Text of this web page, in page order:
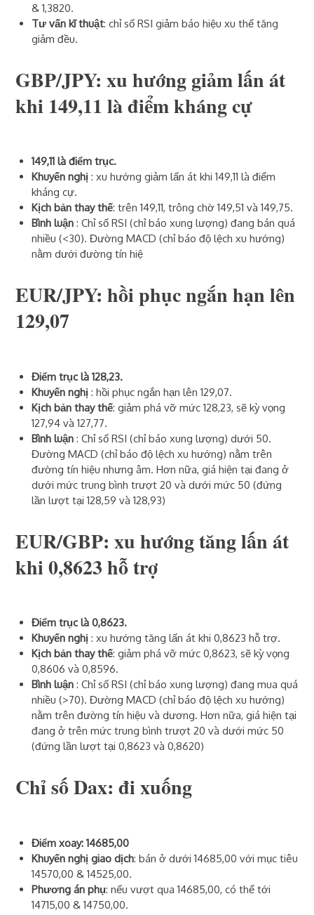
& 1,3820.
Tư vấn kĩ thuật: chỉ số RSI giảm báo hiệu xu thế tăng
giảm đều.
GBP/JPY: xu hướng giảm lấn át
khi 149,11 là điểm kháng cự
149,11 là điểm trục.
Khuyến nghị : xu hướng giảm lấn át khi 149,11 là điểm
kháng cự.
Kịch bản thay thế: trên 149,11, trông chờ 149,51 và 149,75.
Bình luận : Chỉ số RSI (chỉ báo xung lượng) đang bán quá
nhiều (<30). Đường MACD (chỉ báo độ lệch xu hướng)
nằm dưới đường tín hiệ
EUR/JPY: hồi phục ngắn hạn lên
129,07
Điểm trục là 128,23.
Khuyến nghị : hồi phục ngắn hạn lên 129,07.
Kịch bản thay thế: giảm phá vỡ mức 128,23, sẽ kỳ vọng
127,94 và 127,77.
Bình luận : Chỉ số RSI (chỉ báo xung lượng) dưới 50.
Đường MACD (chỉ báo độ lệch xu hướng) nằm trên
đường tín hiệu nhưng âm. Hơn nữa, giá hiện tại đang ở
dưới mức trung bình trượt 20 và dưới mức 50 (đứng
lần lượt tại 128,59 và 128,93)
EUR/GBP: xu hướng tăng lấn át
khi 0,8623 hỗ trợ
Điểm trục là 0,8623.
Khuyến nghị : xu hướng tăng lấn át khi 0,8623 hỗ trợ.
Kịch bản thay thế: giảm phá vỡ mức 0,8623, sẽ kỳ vọng
0,8606 và 0,8596.
Bình luận : Chỉ số RSI (chỉ báo xung lượng) đang mua quá
nhiều (>70). Đường MACD (chỉ báo độ lệch xu hướng)
nằm trên đường tín hiệu và dương. Hơn nữa, giá hiện tại
đang ở trên mức trung bình trượt 20 và dưới mức 50
(đứng lần lượt tại 0,8623 và 0,8620)
Chỉ số Dax: đi xuống
Điểm xoay: 14685,00
Khuyến nghị giao dịch: bán ở dưới 14685,00 với mục tiêu
14570,00 & 14525,00.
Phương án phụ: nếu vượt qua 14685,00, có thể tới
14715,00 & 14750,00.